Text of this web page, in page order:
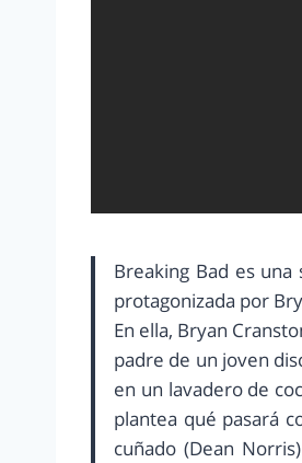
Breaking Bad es
protagonizada por
En ella, Bryan
padre de un joven
en un lavadero de
plantea qué pasará
cuñado (Dean